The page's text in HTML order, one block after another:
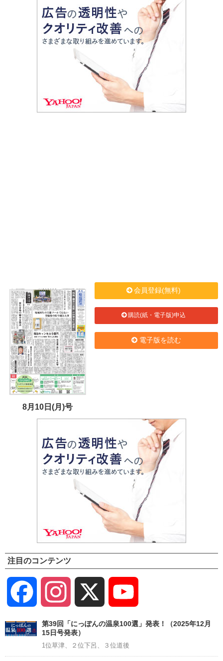
8月10日(月)号
会員登録(無料)
購読(紙・電子版)申込
電子版を読む
注目のコンテンツ
Facebook Instagram
Channel
第39回「にっぽんの温泉100選」発表！（2025年12月
15日号発表）
1位草津、２位下呂、３位道後